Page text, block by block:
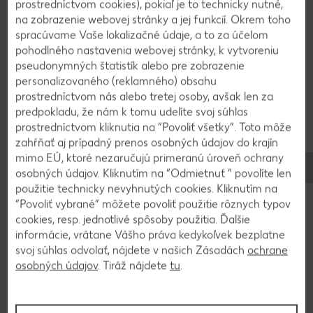
Grapefruit, ľad a vodku rozdelíme do dvoch
pohárov a dolejeme minerálnu vodu. Dozdobíme
vetvičkami rozmarínu a servírujeme.
Späť na prehľad
prostredníctvom cookies), pokiaľ je to technicky nutné,
na zobrazenie webovej stránky a jej funkcií. Okrem toho
spracúvame Vaše lokalizačné údaje, a to za účelom
pohodlného nastavenia webovej stránky, k vytvoreniu
pseudonymných štatistík alebo pre zobrazenie
personalizovaného (reklamného) obsahu
prostredníctvom nás alebo tretej osoby, avšak len za
predpokladu, že nám k tomu udelíte svoj súhlas
prostredníctvom kliknutia na “Povoliť všetky”. Toto môže
zahŕňať aj prípadný prenos osobných údajov do krajín
mimo EÚ, ktoré nezaručujú primeranú úroveň ochrany
osobných údajov. Kliknutím na “Odmietnuť ” povolíte len
použitie technicky nevyhnutých cookies. Kliknutím na
“Povoliť vybrané” môžete povoliť použitie rôznych typov
cookies, resp. jednotlivé spôsoby použitia. Ďalšie
informácie, vrátane Vášho práva kedykoľvek bezplatne
svoj súhlas odvolať, nájdete v našich Zásadách ochrane
osobných údajov. Tiráž nájdete tu.